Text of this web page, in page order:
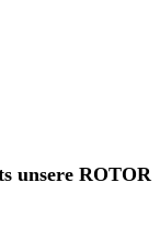
unsere ROTOR